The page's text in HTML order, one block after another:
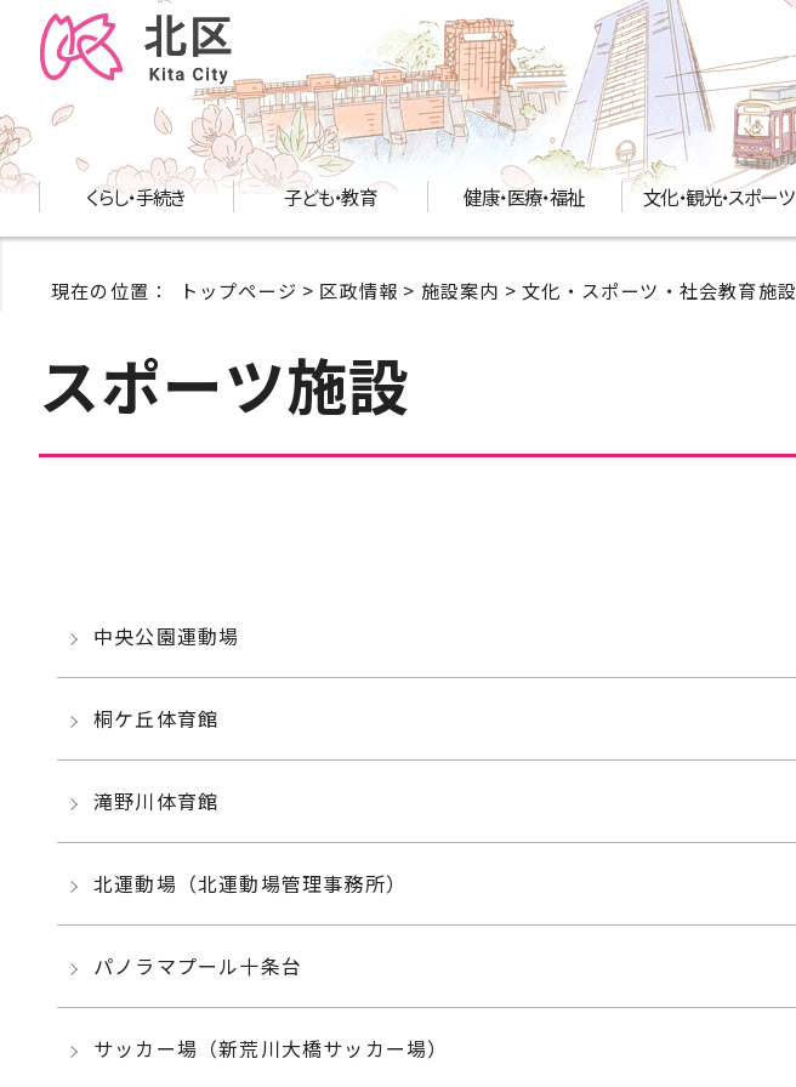
くらし・手続き 子ども・教育 健康・医療・福祉 文化・観光・スポーツ
現在の位置： トップページ > 区政情報 > 施設案内 >文化・スポーツ・社会教育施設
スポーツ施設
中央公園運動場
桐ケ丘体育館
滝野川体育館
北運動場（北運動場管理事務所）
パノラマプール十条台
サッカー場（新荒川大橋サッカー場）